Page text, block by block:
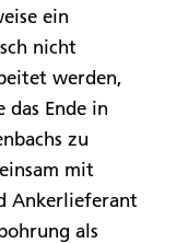
ein
nicht
werden,
das Ende in
zu
mit
Ankerlieferant
als